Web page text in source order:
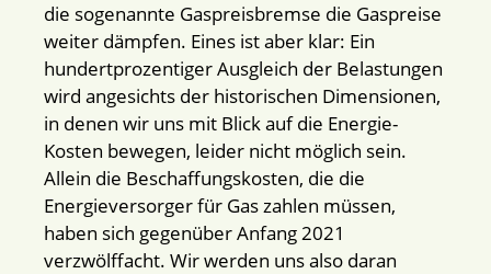
die sogenannte Gaspreisbremse die Gaspreise
weiter dämpfen. Eines ist aber klar: Ein
hundertprozentiger Ausgleich der Belastungen
wird angesichts der historischen Dimensionen,
in denen wir uns mit Blick auf die Energie-
Kosten bewegen, leider nicht möglich sein.
Allein die Beschaffungskosten, die die
Energieversorger für Gas zahlen müssen,
haben sich gegenüber Anfang 2021
verzwölffacht. Wir werden uns also daran